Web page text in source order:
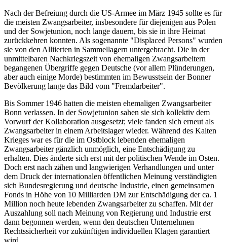
Nach der Befreiung durch die US-Armee im März 1945 sollte es für
die meisten Zwangsarbeiter, insbesondere für diejenigen aus Polen
und der Sowjetunion, noch lange dauern, bis sie in ihre Heimat
zurückkehren konnten. Als sogenannte "Displaced Persons" wurden
sie von den Alliierten in Sammellagern untergebracht. Die in der
unmittelbaren Nachkriegszeit von ehemaligen Zwangsarbeitern
begangenen Übergriffe gegen Deutsche (vor allem Plünderungen,
aber auch einige Morde) bestimmten im Bewusstsein der Bonner
Bevölkerung lange das Bild vom "Fremdarbeiter".
Bis Sommer 1946 hatten die meisten ehemaligen Zwangsarbeiter
Bonn verlassen. In der Sowjetunion sahen sie sich kollektiv dem
Vorwurf der Kollaboration ausgesetzt; viele fanden sich erneut als
Zwangsarbeiter in einem Arbeitslager wieder. Während des Kalten
Krieges war es für die im Ostblock lebenden ehemaligen
Zwangsarbeiter gänzlich unmöglich, eine Entschädigung zu
erhalten. Dies änderte sich erst mit der politischen Wende im Osten.
Doch erst nach zähen und langwierigen Verhandlungen und unter
dem Druck der internationalen öffentlichen Meinung verständigten
sich Bundesregierung und deutsche Industrie, einen gemeinsamen
Fonds in Höhe von 10 Milliarden DM zur Entschädigung der ca. 1
Million noch heute lebenden Zwangsarbeiter zu schaffen. Mit der
Auszahlung soll nach Meinung von Regierung und Industrie erst
dann begonnen werden, wenn den deutschen Unternehmen
Rechtssicherheit vor zukünftigen individuellen Klagen garantiert